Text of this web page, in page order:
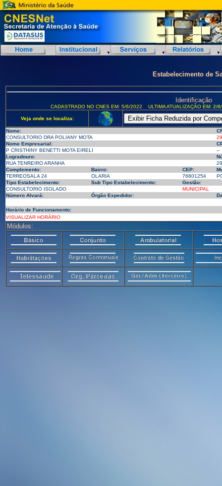
Estabelecimento de
Identificação
CADASTRADO NO CNES EM: 5/6/2022 ULTIMA ATUALIZAÇÃO EM:
Veja onde se localiza:
Nome:
CONSULTORIO DRA POLIANY MOTA
Nome Empresarial:
P CRISTHINY BENETTI MOTA EIRELI
--
Logradouro:
RUA TENREIRO ARANHA
Complemento:
Bairro: CEP:
TERREOSALA 24
OLARIA 76801254
Tipo Estabelecimento:
Sub Tipo Estabelecimento:
Gestão:
CONSULTORIO ISOLADO
MUNICIPAL
Número Alvará:
Órgão Expedidor:
Horário de Funcionamento:
VISUALIZAR HORÁRIO
Módulos: